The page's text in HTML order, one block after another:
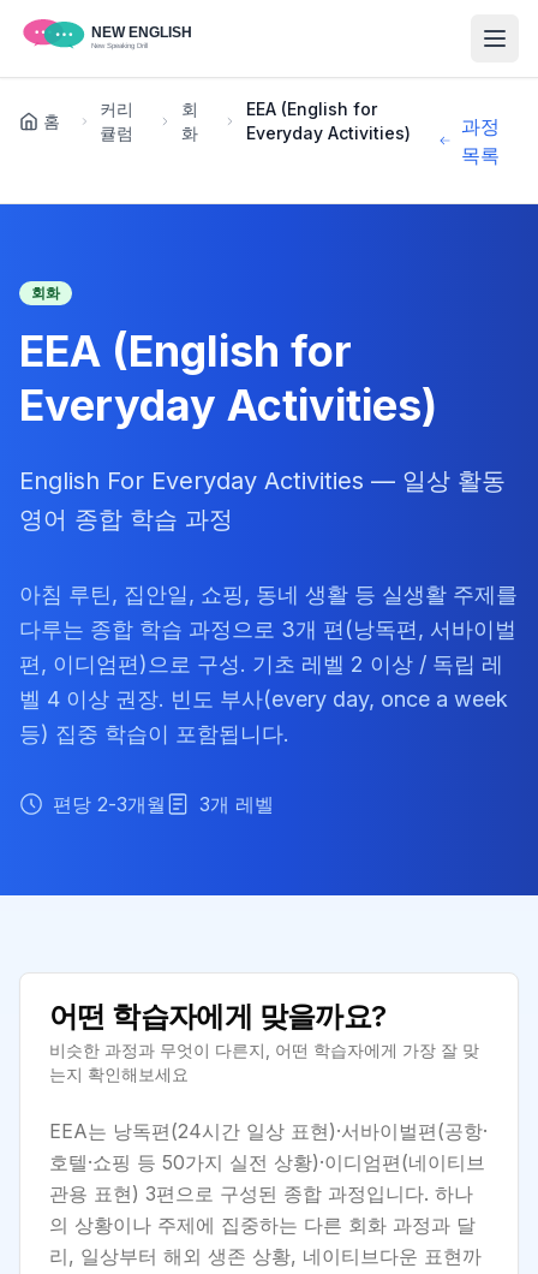
홈
커리
큘럼
회
화
EEA (English for
Everyday Activities)
과정
목록
회화
EEA (English for
Everyday Activities)
English For Everyday Activities — 일상 활동
영어 종합 학습 과정
아침 루틴, 집안일, 쇼핑, 동네 생활 등 실생활 주제를
다루는 종합 학습 과정으로 3개 편(낭독편, 서바이벌
편, 이디엄편)으로 구성. 기초 레벨 2 이상 / 독립 레
벨 4 이상 권장. 빈도 부사(every day, once a week
등) 집중 학습이 포함됩니다.
편당 2-3개월 3개 레벨
어떤 학습자에게 맞을까요?
비슷한 과정과 무엇이 다른지, 어떤 학습자에게 가장 잘 맞
는지 확인해보세요
EEA는 낭독편(24시간 일상 표현)·서바이벌편(공항·
호텔·쇼핑 등 50가지 실전 상황)·이디엄편(네이티브
관용 표현) 3편으로 구성된 종합 과정입니다. 하나
의 상황이나 주제에 집중하는 다른 회화 과정과 달
리, 일상부터 해외 생존 상황, 네이티브다운 표현까